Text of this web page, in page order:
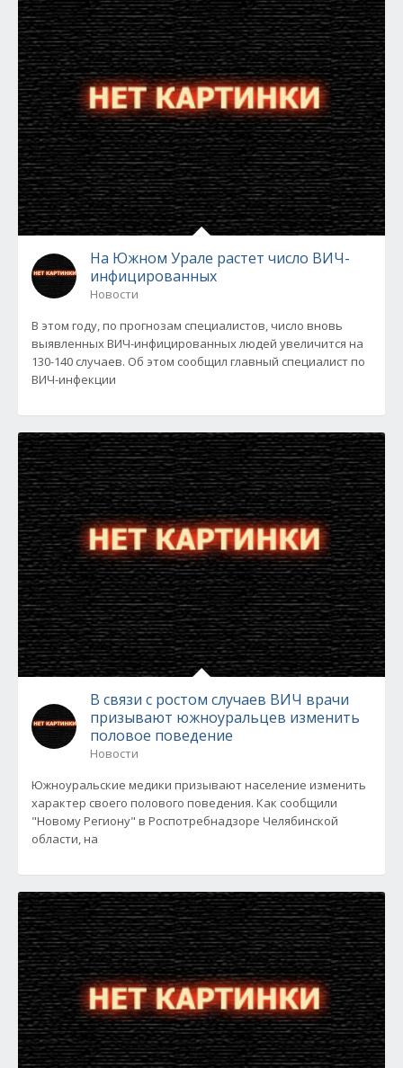
На Южном Урале растет число ВИЧ-
инфицированных
Новости
В этом году, по прогнозам специалистов, число вновь
выявленных ВИЧ-инфицированных людей увеличится на
130-140 случаев. Об этом сообщил главный специалист по
ВИЧ-инфекции
В связи с ростом случаев ВИЧ врачи
призывают южноуральцев изменить
половое поведение
Новости
Южноуральские медики призывают население изменить
характер своего полового поведения. Как сообщили
"Новому Региону" в Роспотребнадзоре Челябинской
области, на